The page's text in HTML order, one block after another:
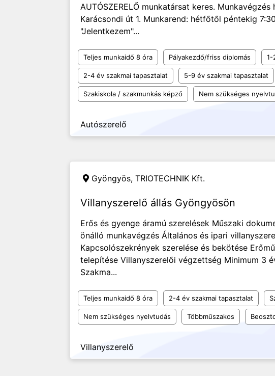
AUTÓSZERELŐ munkatársat keres. Munkavégzés
Karácsondi út 1. Munkarend: hétfőtől péntekig
"Jelentkezem"...
Teljes munkaidő 8 óra Pályakezdő/friss diplomás 1-
2-4 év szakmai tapasztalat 5-9 év szakmai tapasztalat
Szakiskola / szakmunkás képző Nem szükséges
Autószerelő
Gyöngyös, TRIOTECHNIK Kft.
Villanyszerelő állás Gyöngyösön
Erős és gyenge áramú szerelések Műszaki
önálló munkavégzés Általános és ipari
Kapcsolószekrények szerelése és bekötése
telepítése Villanyszerelői végzettség Minimum 3
Szakma...
Teljes munkaidő 8 óra 2-4 év szakmai tapasztalat
Nem szükséges nyelvtudás Többműszakos
Villanyszerelő